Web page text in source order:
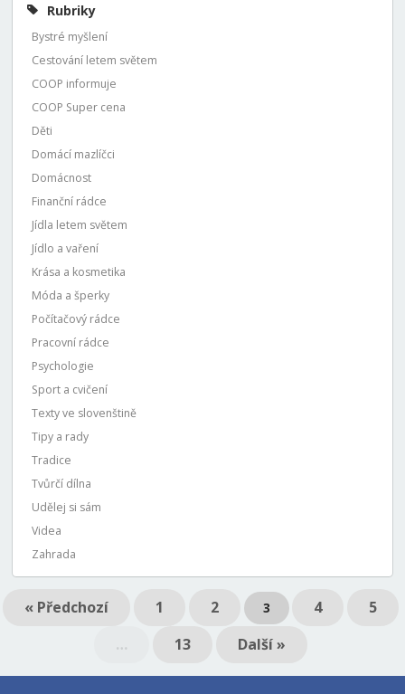
Rubriky
Bystré myšlení
Cestování letem světem
COOP informuje
COOP Super cena
Děti
Domácí mazlíčci
Domácnost
Finanční rádce
Jídla letem světem
Jídlo a vaření
Krása a kosmetika
Móda a šperky
Počítačový rádce
Pracovní rádce
Psychologie
Sport a cvičení
Texty ve slovenštině
Tipy a rady
Tradice
Tvůrčí dílna
Udělej si sám
Videa
Zahrada
« Předchozí 1 2 3 4
5
…
13 Další »